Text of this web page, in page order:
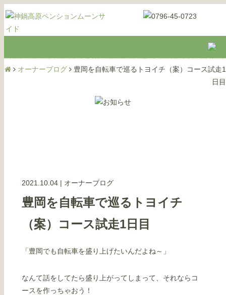
オーナーブログ
豊岡を自転車で巡るトヨイチ（案）コース試走1
日目
2021.10.04| オーナーブログ
豊岡を自転車で巡るトヨイチ
（案）コース試走1日目
「豊岡でも自転車を盛り上げたいんだよね～」
なんて話をしてたら盛り上がってしまって、それならコ
ースを作っちゃおう！